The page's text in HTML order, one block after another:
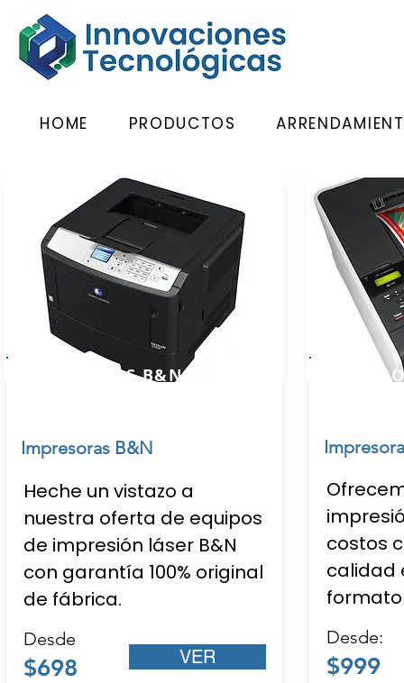
HOME PRODUCTOS
IMPRESORAS B&N
Impresoras B&N
Heche un vistazo a
nuestra oferta de equipos
de impresión láser B&N
con garantía 100% original
de fábrica.
Desde
$698 VER
costos
calidad
formato
Desde:
$999